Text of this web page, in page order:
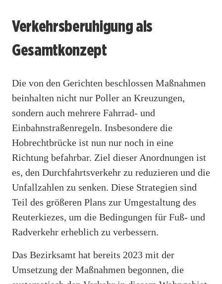
Verkehrsberuhigung als
Gesamtkonzept
Die von den Gerichten beschlossen Maßnahmen
beinhalten nicht nur Poller an Kreuzungen,
sondern auch mehrere Fahrrad- und
Einbahnstraßenregeln. Insbesondere die
Hobrechtbrücke ist nun nur noch in eine
Richtung befahrbar. Ziel dieser Anordnungen ist
es, den Durchfahrtsverkehr zu reduzieren und die
Unfallzahlen zu senken. Diese Strategien sind
Teil des größeren Plans zur Umgestaltung des
Reuterkiezes, um die Bedingungen für Fuß- und
Radverkehr erheblich zu verbessern.
Das Bezirksamt hat bereits 2023 mit der
Umsetzung der Maßnahmen begonnen, die